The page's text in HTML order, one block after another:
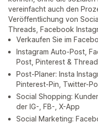
vereinfacht auch den
Veröffentlichung von
Threads, Facebook
Verkaufen Sie im
Instagram Auto-Post,
Post, Pinterest &
Post-Planer: Insta
Pinterest-Pin, Twitter-
Social Shopping:
der IG-, FB-, X-App
Social Marketing: